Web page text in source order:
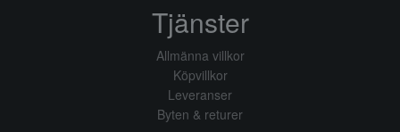
Tjänster
Allmänna villkor
Köpvillkor
Leveranser
Byten & returer